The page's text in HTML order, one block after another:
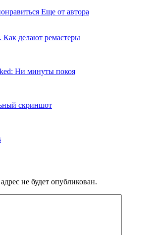
Еще от автора
Как делают ремастеры
Ни минуты покоя
скриншот
не будет опубликован.